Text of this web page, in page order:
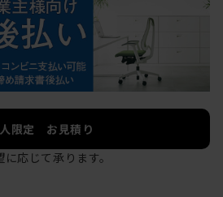
限定 お見積り
に応じて承ります。